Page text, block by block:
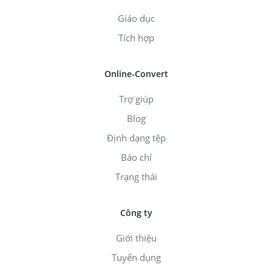
Giáo dục
Tích hợp
Online-Convert
Trợ giúp
Blog
Định dạng tệp
Báo chí
Trạng thái
Công ty
Giới thiệu
Tuyển dụng